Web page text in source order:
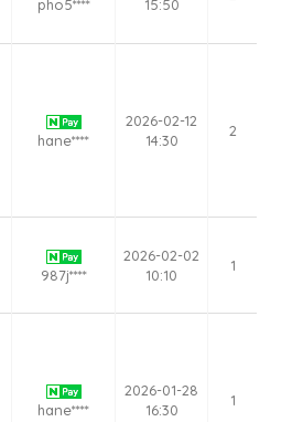
pho5****
15:50
hane****
2026-02-12
14:30
2
987j****
2026-02-02
10:10
1
hane****
2026-01-28
16:30
1